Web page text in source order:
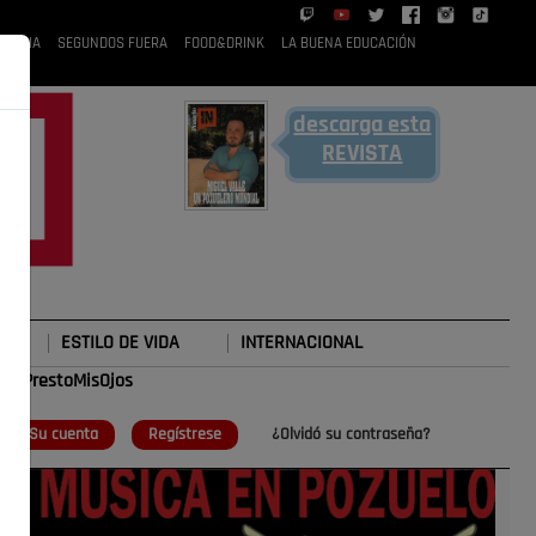
RUBIA SEGUNDOS FUERA FOOD&DRINK LA BUENA EDUCACIÓN
descarga esta
REVISTA
ESTILO DE VIDA INTERNACIONAL
Su cuenta Regístrese ¿Olvidó su contraseña?